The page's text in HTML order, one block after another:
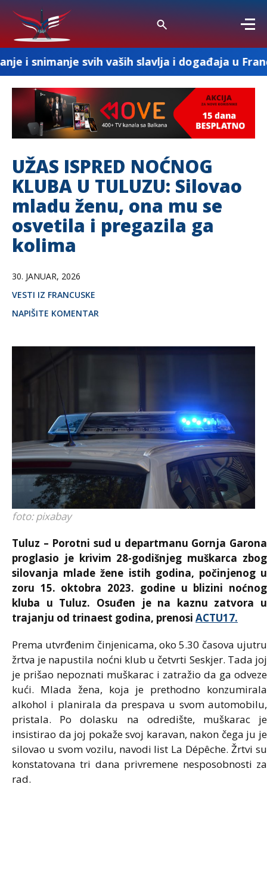
svih vaših slavlja i događaja u Francuskoj
UŽAS ISPRED NOĆNOG
KLUBA U TULUZU: Silovao
mladu ženu, ona mu se
osvetila i pregazila ga
kolima
30. JANUAR, 2026
VESTI IZ FRANCUSKE
NAPIŠITE KOMENTAR
foto: pixabay
Tuluz – Porotni sud u departmanu Gornja Garona
proglasio je krivim 28-godišnjeg muškarca zbog
silovanja mlade žene istih godina, počinjenog u
zoru 15. oktobra 2023. godine u blizini noćnog
kluba u Tuluz. Osuđen je na kaznu zatvora u
trajanju od trinaest godina, prenosi ACTU17.
Prema utvrđenim činjenicama, oko 5.30 časova ujutru
žrtva je napustila noćni klub u četvrti Seskjer. Tada joj
je prišao nepoznati muškarac i zatražio da ga odveze
kući. Mlada žena, koja je prethodno konzumirala
alkohol i planirala da prespava u svom automobilu,
pristala. Po dolasku na odredište, muškarac je
insistirao da joj pokaže svoj karavan, nakon čega ju je
silovao u svom vozilu, navodi list La Dépêche. Žrtvi su
konstatovana tri dana privremene nesposobnosti za
rad.